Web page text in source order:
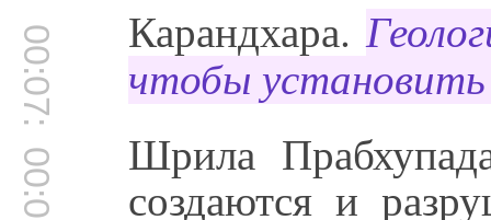
00:07:53 Карандхара.
чтобы
Шрила
создаются и